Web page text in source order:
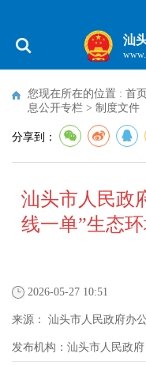
汕
您现在所在的位置 : 首页
息公开专栏 > 制度文件
分享到：
汕头市人民政
线一单”生态
2026-05-27 10:51
来源： 汕头市人民政府办
发布机构： 汕头市人民政府